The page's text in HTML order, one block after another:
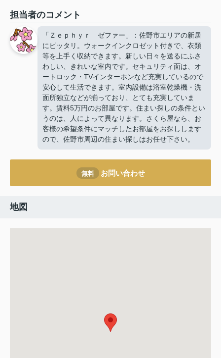
担当者のコメント
「Ｚｅｐｈｙｒ ゼファー」：佐野市エリアの新居
にピッタリ。ウォークインクロゼット付きで、衣類
等を上手く収納できます。新しい日々を送るにふさ
わしい、きれいな室内です。セキュリティ面は、オ
ートロック・TVインターホンなど充実しているので
安心して生活できます。室内設備は浴室乾燥機・洗
面所独立などが揃っており、とても充実していま
す。賃料5万円のお部屋です。住まい探しの条件とい
うのは、人によって異なります。さくら屋なら、お
客様の希望条件にマッチしたお部屋をお探しします
ので、佐野市周辺の住まい探しはお任せ下さい。
無料 お問い合わせ
地図